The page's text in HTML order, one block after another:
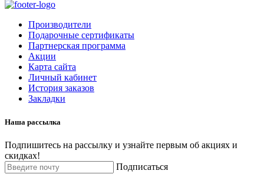
Производители
Подарочные сертификаты
Партнерская программа
Акции
Карта сайта
Личный кабинет
История заказов
Закладки
Наша рассылка
Подпишитесь на рассылку и узнайте первым об акциях и
скидках!
Подписаться